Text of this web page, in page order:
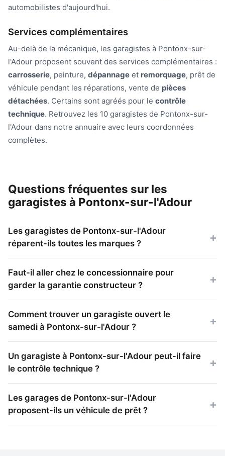
automobilistes d'aujourd'hui.
Services complémentaires
Au-delà de la mécanique, les garagistes à Pontonx-sur-
l'Adour proposent souvent des services complémentaires :
carrosserie, peinture, dépannage et remorquage, prêt de
véhicule pendant les réparations, vente de pièces
détachées. Certains sont agréés pour le contrôle
technique. Retrouvez les 10 garagistes de Pontonx-sur-
l'Adour dans notre annuaire avec leurs coordonnées
complètes.
Questions fréquentes sur les
garagistes à Pontonx-sur-l'Adour
Les garagistes de Pontonx-sur-l'Adour
réparent-ils toutes les marques ?
Faut-il aller chez le concessionnaire pour
garder la garantie constructeur ?
Comment trouver un garagiste ouvert le
samedi à Pontonx-sur-l'Adour ?
Un garagiste à Pontonx-sur-l'Adour peut-il faire
le contrôle technique ?
Les garages de Pontonx-sur-l'Adour
proposent-ils un véhicule de prêt ?